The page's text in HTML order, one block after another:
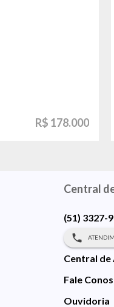
R$ 178.000
Central
(51) 3327-
Central de
Fale
Ouvidoria